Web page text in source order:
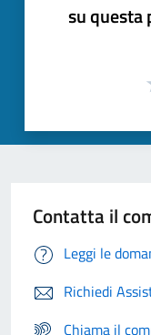
su questa
Contatta il
Leggi le
Richiedi
Chiama il